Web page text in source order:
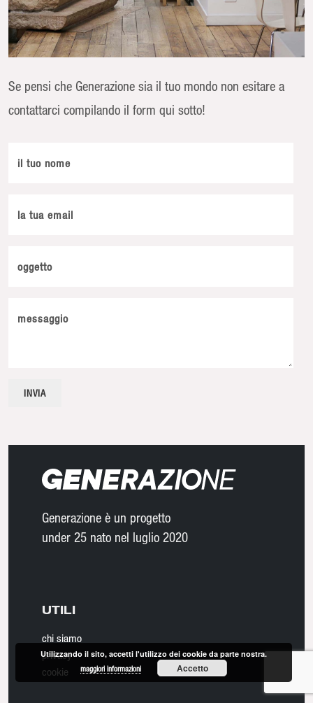
Se pensi che Generazione sia il tuo mondo non esitare a
contattarci compilando il form qui sotto!
il tuo nome
la tua email
oggetto
messaggio
Generazione è un progetto
under 25 nato nel luglio 2020
UTILI
chi siamo
privacy
cookie
Utilizzando il sito, accetti l'utilizzo dei cookie da parte nostra.
maggiori informazioni Accetto